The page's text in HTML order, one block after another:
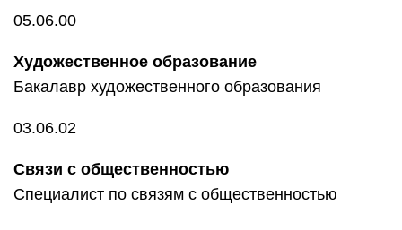
05.06.00
Художественное образование
Бакалавр художественного образования
03.06.02
Связи с общественностью
Специалист по связям с общественностью